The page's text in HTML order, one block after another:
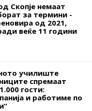
Скопје немаат
за термини -
од 2021,
веќе 11 години
училиште
спремаат
гости:
и работиме по